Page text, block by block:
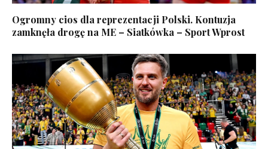
Ogromny cios dla reprezentacji Polski. Kontuzja
zamknęła drogę na ME – Siatkówka – Sport Wprost